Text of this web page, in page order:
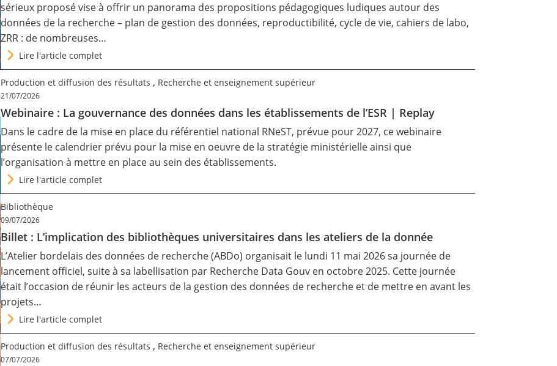
sérieux proposé vise à offrir un panorama des propositions pédagogiques ludiques autour des
données de la recherche – plan de gestion des données, reproductibilité, cycle de vie, cahiers de labo,
ZRR : de nombreuses…
Lire l'article complet
Production et diffusion des résultats , Recherche et enseignement supérieur
21/07/2026
Webinaire : La gouvernance des données dans les établissements de l’ESR | Replay
Dans le cadre de la mise en place du référentiel national RNeST, prévue pour 2027, ce webinaire
présente le calendrier prévu pour la mise en oeuvre de la stratégie ministérielle ainsi que
l’organisation à mettre en place au sein des établissements.
Lire l'article complet
Bibliothèque
09/07/2026
Billet : L’implication des bibliothèques universitaires dans les ateliers de la donnée
L’Atelier bordelais des données de recherche (ABDo) organisait le lundi 11 mai 2026 sa journée de
lancement officiel, suite à sa labellisation par Recherche Data Gouv en octobre 2025. Cette journée
était l’occasion de réunir les acteurs de la gestion des données de recherche et de mettre en avant les
projets…
Lire l'article complet
Production et diffusion des résultats , Recherche et enseignement supérieur
07/07/2026